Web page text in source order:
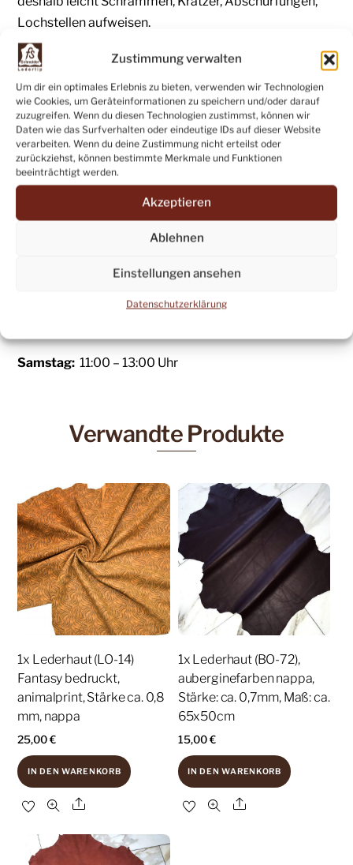
Zustimmung verwalten
Um dir ein optimales Erlebnis zu bieten, verwenden wir Technologien
wie Cookies, um Geräteinformationen zu speichern und/oder darauf
zuzugreifen. Wenn du diesen Technologien zustimmst, können wir
Daten wie das Surfverhalten oder eindeutige IDs auf dieser Website
verarbeiten. Wenn du deine Zustimmung nicht erteilst oder
zurückziehst, können bestimmte Merkmale und Funktionen
beeinträchtigt werden.
Akzeptieren
Ablehnen
Einstellungen ansehen
Datenschutzerklärung
Lochstellen aufweisen.
Das sind jedoch keine Mängel, sondern vielmehr ein
Ausdruck der Natürlichkeit und der Einzigartigkeit
jeder einzelnen Lederhaut.
Bei Fragen zum Produkt oder anderen Anfragen
erreichen Sie uns:
leder@fsschneider.de
Telefon: +49 (07071) 83136
Verkauf ab Betriebin Tübingen-Pfrondorf,
Samstag: 11:00 – 13:00 Uhr
Verwandte Produkte
1x Lederhaut (LO-14)
Fantasy bedruckt,
animalprint, Stärke ca. 0,8
mm, nappa
25,00€
IN DEN WARENKORB
Share
1x Lederhaut (BO-72),
auberginefarben nappa,
Stärke: ca. 0,7mm, Maß: ca.
65x50cm
15,00€
IN DEN WARENKORB
Share